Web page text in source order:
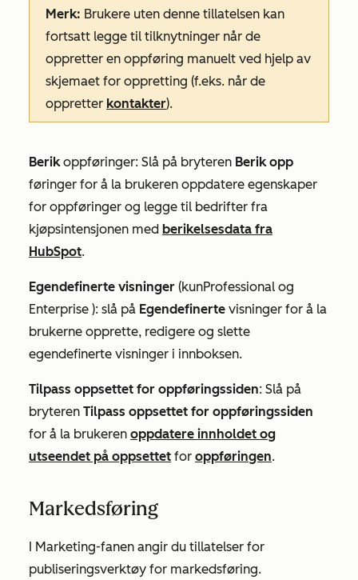
Merk: Brukere uten denne tillatelsen kan
fortsatt legge til tilknytninger når de
oppretter en oppføring manuelt ved hjelp av
skjemaet for oppretting (f.eks. når de
oppretter kontakter).
Berikoppføringer: Slå på bryteren Berik opp
føringer for å la brukeren oppdatere egenskaper
for oppføringer og legge til bedrifter fra
kjøpsintensjonen med berikelsesdata fra
HubSpot.
Egendefinerte visninger (kunProfessional og
Enterprise ): slå på Egendefinerte visninger for å la
brukerne opprette, redigere og slette
egendefinerte visninger i innboksen.
Tilpass oppsettet for oppføringssiden: Slå på
bryteren Tilpass oppsettet for oppføringssiden
for å la brukeren oppdatere innholdet og
utseendet på oppsettet for oppføringen.
Markedsføring
Marketing-fanen angir du tillatelser for
publiseringsverktøy for markedsføring.